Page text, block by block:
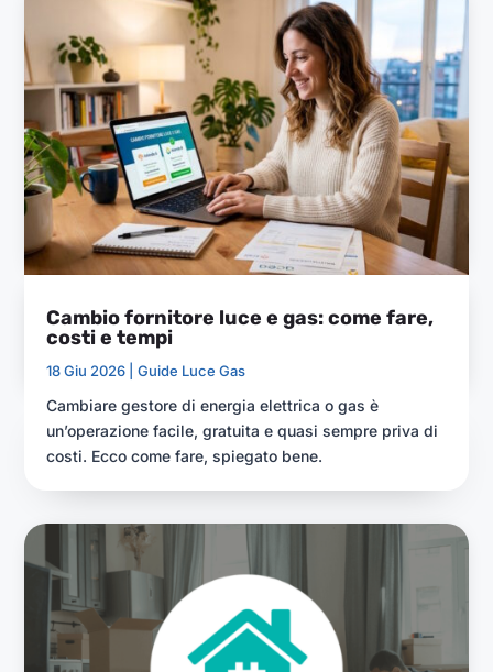
Cambio fornitore luce e gas: come fare,
costi e tempi
18 Giu 2026 |Guide Luce Gas
Cambiare gestore di energia elettrica o gas è
un’operazione facile, gratuita e quasi sempre priva di
costi. Ecco come fare, spiegato bene.